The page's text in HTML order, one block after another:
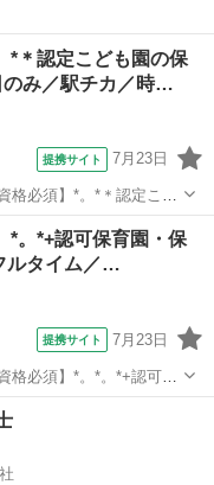
*＊認定こども園の保
のみ／駅チカ／時…
提携サイト 7月23日
時短勤務／早番／遅番
*。*+認可保育園・保
ルタイム／…
提携サイト 7月23日
間固定可／ブランクOK